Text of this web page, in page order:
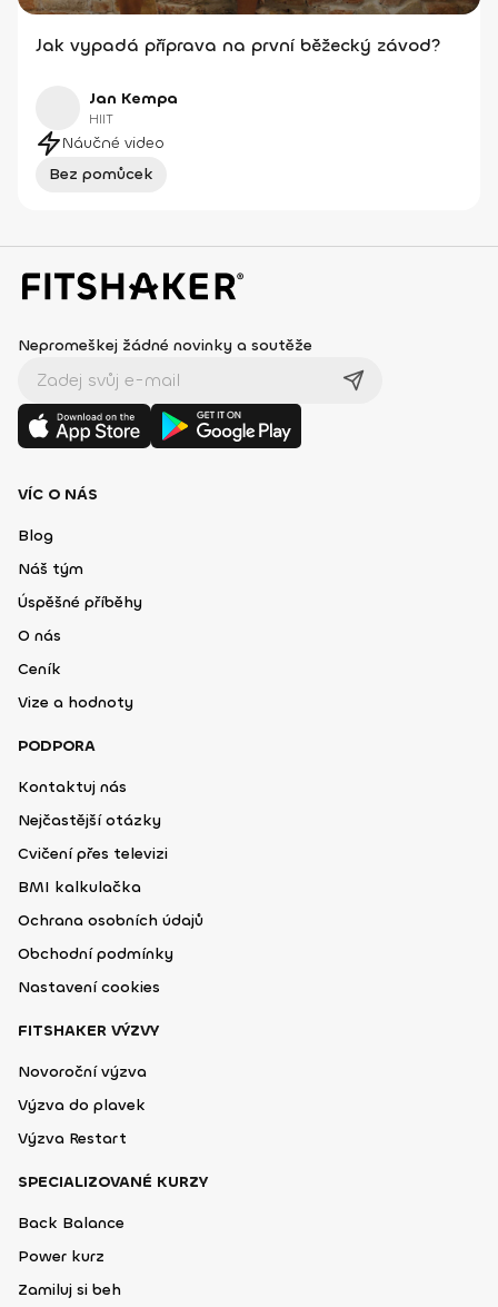
Jak vypadá příprava na první běžecký závod?
Jan Kempa
HIIT
Náučné video
Bez pomůcek
Nepromeškej žádné novinky a soutěže
VÍC O NÁS
Blog
Náš tým
Úspěšné příběhy
O nás
Ceník
Vize a hodnoty
PODPORA
Kontaktuj nás
Nejčastější otázky
Cvičení přes televizi
BMI kalkulačka
Ochrana osobních údajů
Obchodní podmínky
Nastavení cookies
FITSHAKER VÝZVY
Novoroční výzva
Výzva do plavek
Výzva Restart
SPECIALIZOVANÉ KURZY
Back Balance
Power kurz
Zamiluj si beh